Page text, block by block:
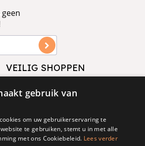
VEILIG SHOPPEN
gebruik van
om uw gebruikerservaring te
te gebruiken, stemt u in met alle
met ons Cookiebeleid. Lees verder